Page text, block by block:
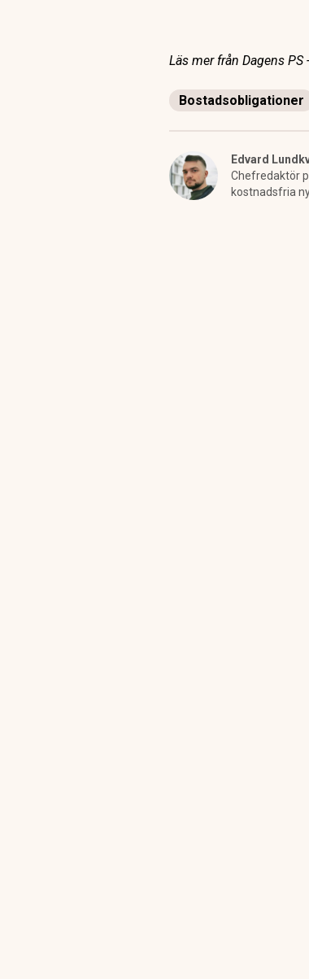
Läs mer från Dagens
Bostadsobligationer
Edvard
Chefredaktör
kostnadsfria